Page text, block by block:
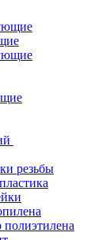
резьбы